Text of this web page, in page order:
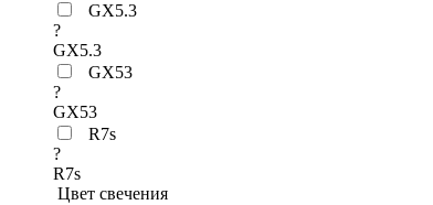
GX5.3
?
GX5.3
GX53
?
GX53
R7s
?
R7s
Цвет свечения